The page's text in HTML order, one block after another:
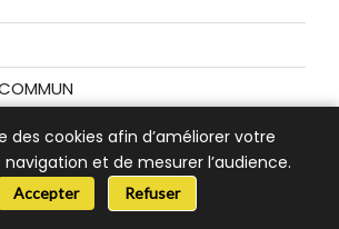
des cookies afin d’améliorer votre
et de mesurer l’audience.
Accepter Refuser📞 Besoin d’aide ?